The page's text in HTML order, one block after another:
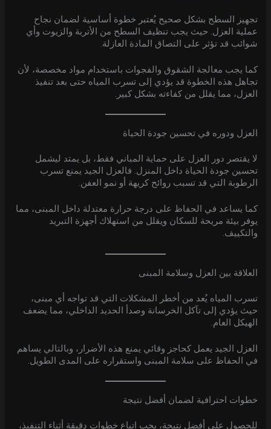
تجهيز السطح بشكل صحيح يُعتبر خطوة أساسية لضمان نجاح
عملية العزل. حيث يجب تنظيف السطح من الأتربة والزيوت وأي
شوائب قد تؤثر على التصاق المادة العازلة.
كما يجب معالجة الشقوق والفجوات باستخدام مواد مخصصة، لأن
تجاهل هذه الخطوة قد يؤدي إلى تسرب المياه حتى بعد تنفيذ
العزل، مما يقلل من كفاءته بشكل كبير.
العزل ودوره في تحسين جودة الحياة
لا يقتصر دور العزل على حماية المباني فقط، بل يمتد ليشمل
تحسين جودة الحياة داخل المنزل. فالعزل الجيد يمنع تسرب
الرطوبة التي قد تسبب روائح كريهة أو نمو العفن.
كما يساعد في الحفاظ على درجة حرارة معتدلة داخل المبنى، مما
يوفر بيئة مريحة للسكان ويقلل من استهلاك أجهزة التبريد
والتكييف.
العلاقة بين العزل وسلامة المبنى
تسرب المياه يُعد من أخطر المشكلات التي قد تواجه أي مبنى،
حيث يؤدي إلى تآكل الخرسانة وصدأ الحديد الداخلي، مما يضعف
الهيكل العام.
العزل الجيد يعمل كحاجز وقائي يمنع هذه الأضرار، وبالتالي يساهم
في الحفاظ على سلامة المبنى واستقراره على المدى الطويل.
خطوات احترافية لضمان أفضل نتيجة
للحصول على أفضل نتيجة، يجب اتباع خطوات دقيقة أثناء التنفيذ،